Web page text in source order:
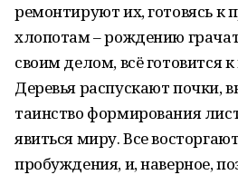
ремонтируют их, готовясь к
хлопотам – рождению
своим делом, всё готовится
Деревья распускают почки,
таинство формирования
явиться миру. Все
пробуждения, и, наверное,